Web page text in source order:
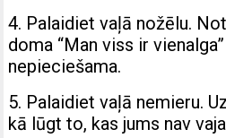
4. Palaidiet vaļā nožēlu.
doma “Man viss ir
nepieciešama.
5. Palaidiet vaļā nemieru.
kā lūgt to, kas jums nav